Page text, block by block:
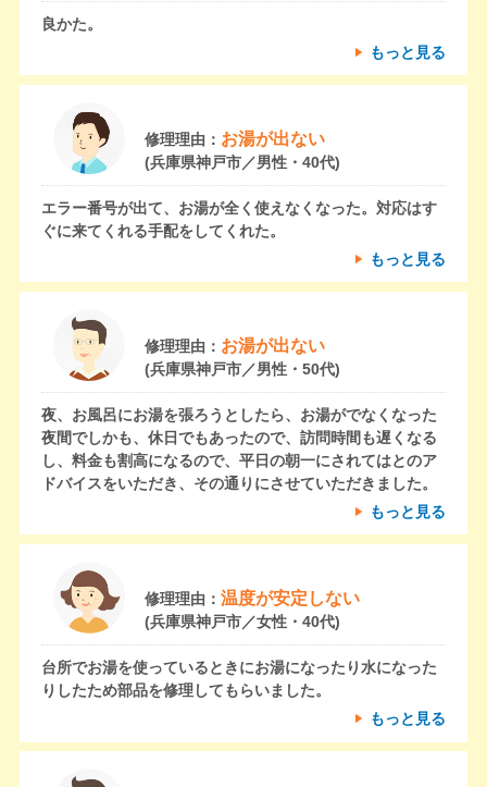
良かた。
もっと見る
修理理由： お湯が出ない
(兵庫県神戸市／男性・40代)
エラー番号が出て、お湯が全く使えなくなった。対応はす
ぐに来てくれる手配をしてくれた。
もっと見る
修理理由： お湯が出ない
(兵庫県神戸市／男性・50代)
夜、お風呂にお湯を張ろうとしたら、お湯がでなくなった
夜間でしかも、休日でもあったので、訪問時間も遅くなる
し、料金も割高になるので、平日の朝一にされてはとのア
ドバイスをいただき、その通りにさせていただきました。
もっと見る
修理理由： 温度が安定しない
(兵庫県神戸市／女性・40代)
台所でお湯を使っているときにお湯になったり水になった
りしたため部品を修理してもらいました。
もっと見る